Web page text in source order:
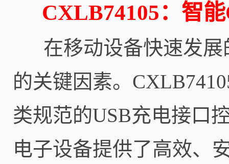
CXLB74105：智
在移动设备快速发展
的关键因素。
类规范的USB充电接口
电子设备提供了高效、